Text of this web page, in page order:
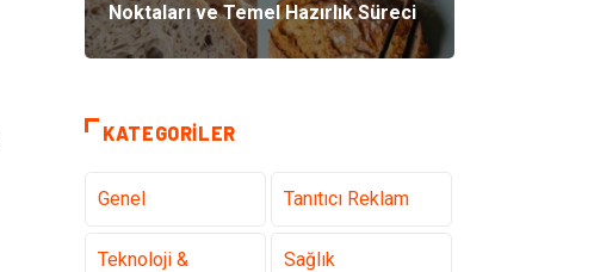
Noktaları ve Temel Hazırlık Süreci
KATEGORILER
Genel Tanıtıcı Reklam
Teknoloji &
Sağlık